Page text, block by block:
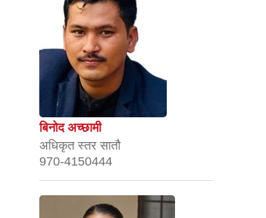
बिनोद अच्छामी
अधिकृत स्तर सातौ
970-4150444